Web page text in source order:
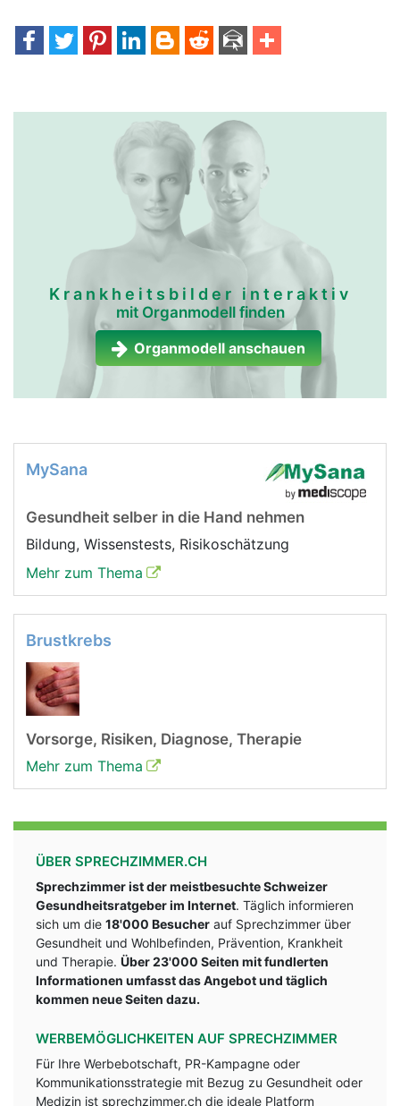
Krankheitsbilder interaktiv
mit Organmodell finden
Organmodell anschauen
MySana
Gesundheit selber in die Hand nehmen
Bildung, Wissenstests, Risikoschätzung
Mehr zum Thema
Brustkrebs
Vorsorge, Risiken, Diagnose, Therapie
Mehr zum Thema
ÜBER SPRECHZIMMER.CH
Sprechzimmer ist der meistbesuchte Schweizer
Gesundheitsratgeber im Internet. Täglich informieren
sich um die 18'000 Besucher auf Sprechzimmer über
Gesundheit und Wohlbefinden, Prävention, Krankheit
und Therapie. Über 23'000 Seiten mit fundlerten
Informationen umfasst das Angebot und täglich
kommen neue Seiten dazu.
WERBEMÖGLICHKEITEN AUF SPRECHZIMMER
Für Ihre Werbebotschaft, PR-Kampagne oder
Kommunikationsstrategie mit Bezug zu Gesundheit oder
Medizin ist sprechzimmer.ch die ideale Platform